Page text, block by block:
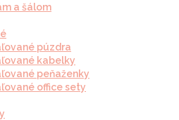
a šálom
púzdra
kabelky
peňaženky
office sety